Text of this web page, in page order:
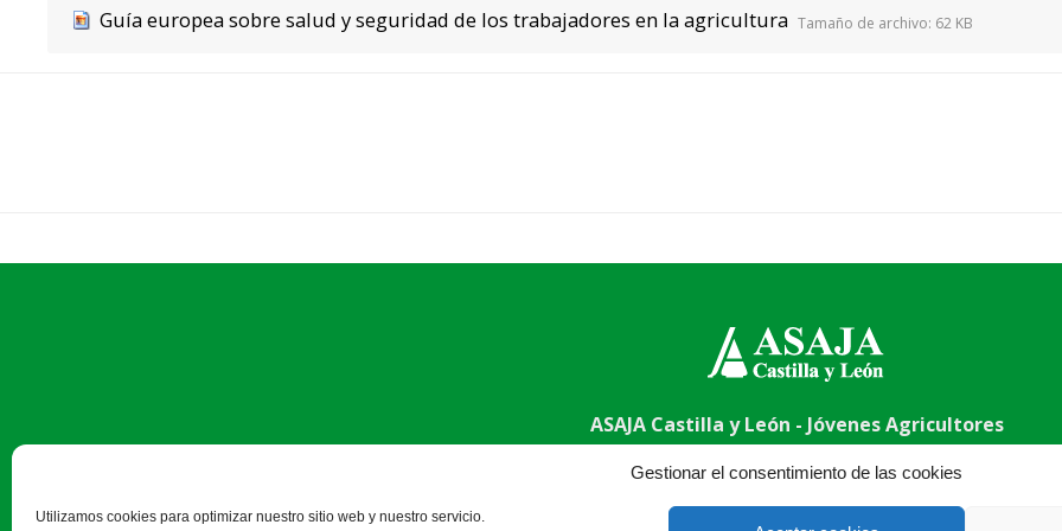
Gestionar el consentimiento de las cookies
Utilizamos cookies para optimizar nuestro sitio web y nuestro servicio.
Guía europea sobre salud y seguridad de los trabajadores en la agricultura Tamaño de archivo: 62 KB
ASAJA Castilla y León - Jóvenes Agricultores